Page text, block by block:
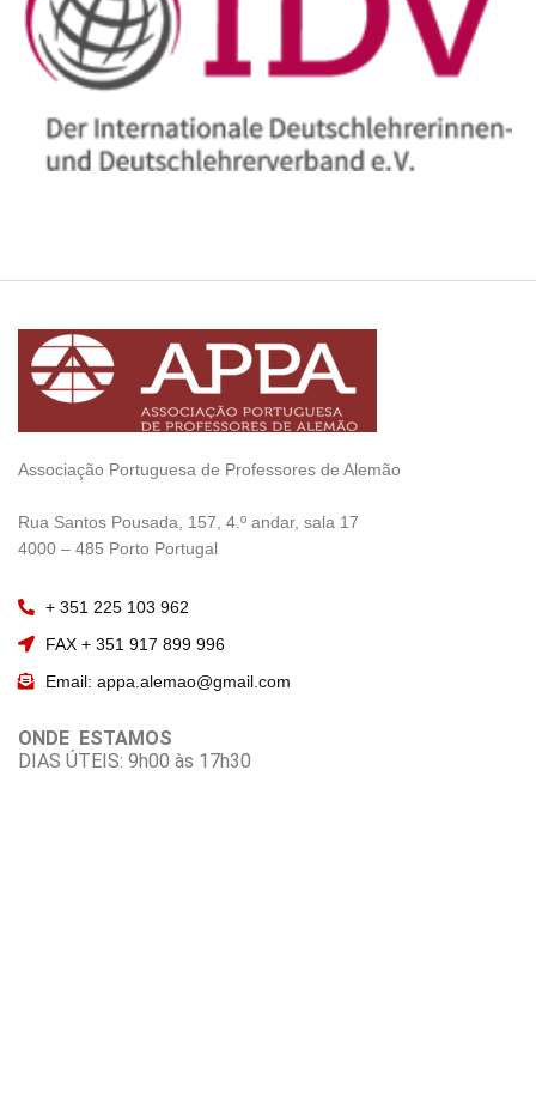
Associação Portuguesa de Professores de Alemão
Rua Santos Pousada, 157, 4.º andar, sala 17
4000 – 485 Porto Portugal
+ 351 225 103 962
FAX + 351 917 899 996
Email: appa.alemao@gmail.com
ONDE ESTAMOS
DIAS ÚTEIS: 9h00 às 17h30